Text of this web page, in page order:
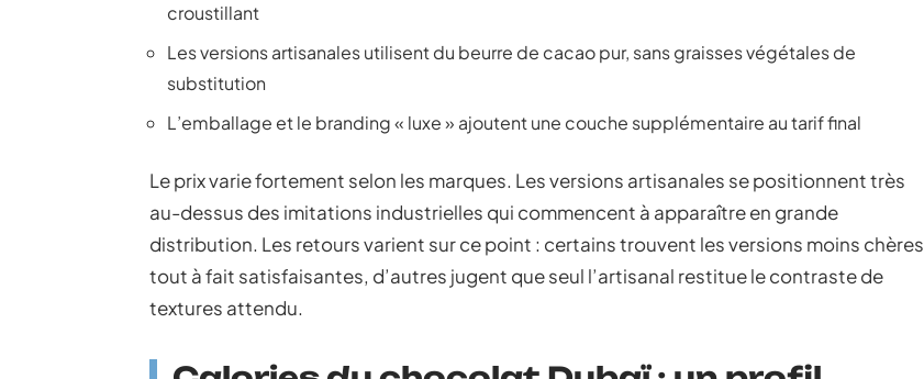
croustillant
Les versions artisanales utilisent du beurre de cacao pur, sans graisses végétales de
substitution
L’emballage et le branding « luxe » ajoutent une couche supplémentaire au tarif final
Le prix varie fortement selon les marques. Les versions artisanales se positionnent très
au-dessus des imitations industrielles qui commencent à apparaître en grande
distribution. Les retours varient sur ce point : certains trouvent les versions moins chères
tout à fait satisfaisantes, d’autres jugent que seul l’artisanal restitue le contraste de
textures attendu.